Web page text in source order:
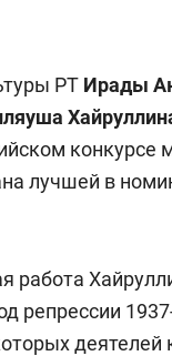
РТ Ирады
конкурсе
лучшей в
работа
репрессии
деятелей